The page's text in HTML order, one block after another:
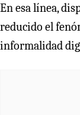
En esa línea,
reducido el
informalidad